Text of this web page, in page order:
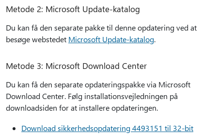
Metode 2: Microsoft Update-katalog
Du kan få den separate pakke til denne opdatering ved at
besøge webstedet Microsoft Update-katalog.
Metode 3: Microsoft Download Center
Du kan få den separate opdateringspakke via Microsoft
Download Center. Følg installationsvejledningen på
downloadsiden for at installere opdateringen.
Download sikkerhedsopdatering 4493151 til 32-bit